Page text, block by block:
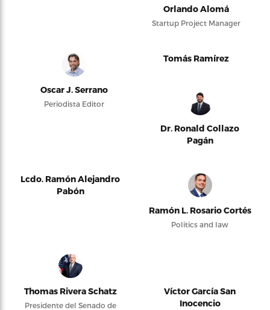
Orlando Alomá
Startup Project Manager
Oscar J. Serrano
Periodista Editor
Tomás Ramírez
Dr. Ronald Collazo
Pagán
Lcdo. Ramón Alejandro
Pabón
Ramón L. Rosario Cortés
Politics and law
Thomas Rivera Schatz
Presidente del Senado de
Víctor García San
Inocencio